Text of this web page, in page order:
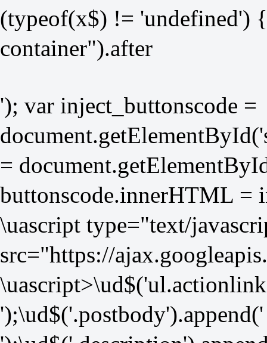
(typeof(x$) != 'undefined')
container").after
'); var inject_buttonscode =
=
buttonscode.innerHTML =
\uascript type="text/
src="https://
');\ud$('.postbody').append('